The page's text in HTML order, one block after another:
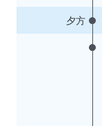
夕方